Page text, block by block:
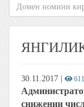
30.11.2017
снижении